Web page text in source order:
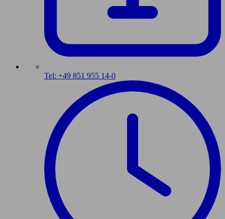
Tel: +49 851 955 14-0